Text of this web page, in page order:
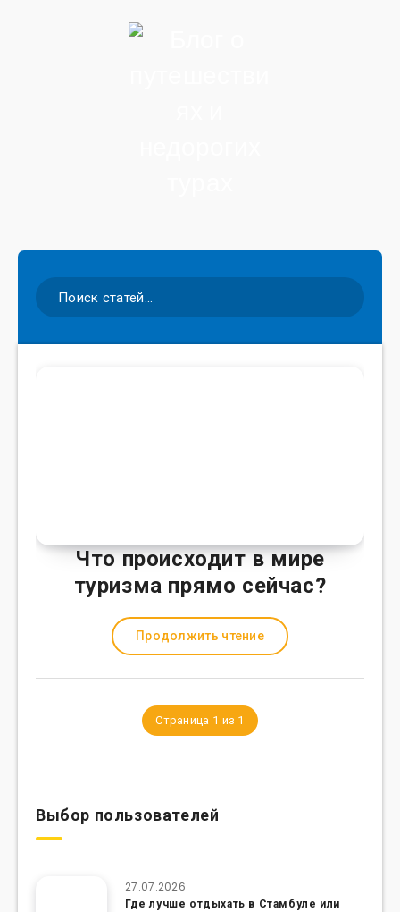
Что происходит в мире
туризма прямо сейчас?
Продолжить чтение
Страница 1 из 1
Выбор пользователей
27.07.2026
Где лучше отдыхать в Стамбуле или